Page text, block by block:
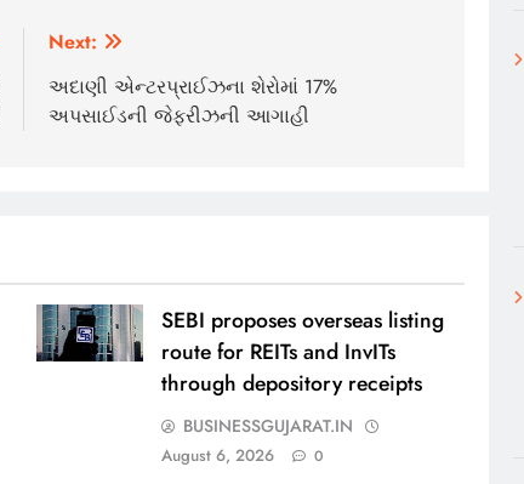
Next:
અદાણી એન્ટરપ્રાઈઝના શેરોમાં 17%
અપસાઈડની જેફરીઝની આગાહી
SEBI proposes overseas listing
route for REITs and InvITs
through depository receipts
BUSINESSGUJARAT.IN
August 6, 2026 0